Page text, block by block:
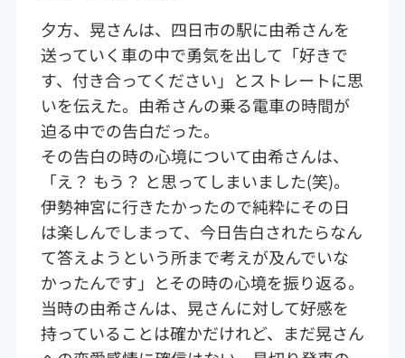
夕方、晃さんは、四日市の駅に由希さんを
送っていく車の中で勇気を出して「好きで
す、付き合ってください」とストレートに思
いを伝えた。由希さんの乗る電車の時間が
迫る中での告白だった。
その告白の時の心境について由希さんは、
「え？ もう？ と思ってしまいました(笑)。
伊勢神宮に行きたかったので純粋にその日
は楽しんでしまって、今日告白されたらなん
て答えようという所まで考えが及んでいな
かったんです」とその時の心境を振り返る。
当時の由希さんは、晃さんに対して好感を
持っていることは確かだけれど、まだ晃さん